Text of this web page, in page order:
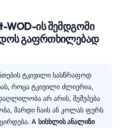
WOD-ის შემდგომი
გაფრთხილებად
ტკივილი სასწრაფოდ
როცა ტკივილი ძლიერია,
არ არის, შეშუპება
შარდი ჩაის ან კოლას ფერს
A სისხლის ანალიზი